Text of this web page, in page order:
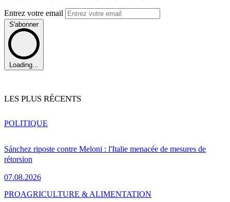
Entrez votre email
S'abonner
Loading...
LES PLUS RÉCENTS
Sánchez riposte contre Meloni : l'Italie menacée de mesures de
rétorsion
07.08.2026
POLITIQUE
PROAGRICULTURE & ALIMENTATION